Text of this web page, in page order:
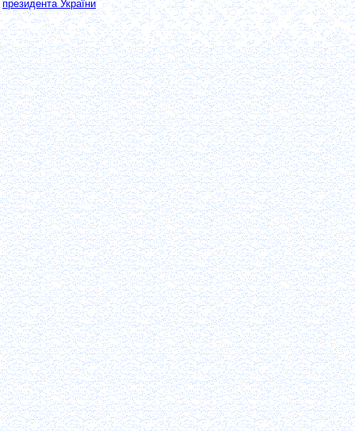
президента України